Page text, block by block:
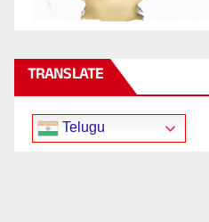
TRANSLATE
Telugu